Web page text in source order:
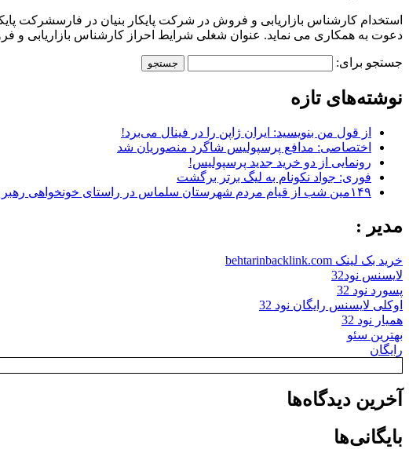
استخدام کارشناس بازاریابی و فروش در شرکت پایکار بنیان در فارسشرکت
دعوت به همکاری می نماید. عنوان شغلی شرایط احراز کارشناس بازاریابی و
جستجو برای:
نوشته‌های تازه
از قول من بنویسید: ایران ژاپن را در فینال می‌برد!
اختصاصی: مدافع پرسپولیس شاگرد منصوریان شد
رونمایی از دو خرید جدید پرسپولیس!
فوری: جواد نکونام به لیگ برتر برگشت
۱۴۹مین شب از قیام مردم شهرستان سلماس در راستای خونخواهی رهبر شهید + تصاویر
مدیر :
خرید بک لینک behtarinbacklink.com
لایسنس نود32
پسورد نود 32
اوکلی لایسنس رایگان نود 32
همیار نود 32
بهترین سئو
رایگان
آخرین دیدگاه‌ها
بایگانی‌ها